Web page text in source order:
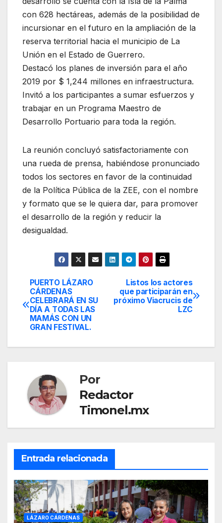
con 628 hectáreas, además de la posibilidad de
incursionar en el futuro en la ampliación de la
reserva territorial hacia el municipio de La
Unión en el Estado de Guerrero.
Destacó los planes de inversión para el año
2019 por $ 1,244 millones en infraestructura.
Invitó a los participantes a sumar esfuerzos y
trabajar en un Programa Maestro de
Desarrollo Portuario para toda la región.
La reunión concluyó satisfactoriamente con
una rueda de prensa, habiéndose pronunciado
todos los sectores en favor de la continuidad
de la Política Pública de la ZEE, con el nombre
y formato que se le quiera dar, para promover
el desarrollo de la región y reducir la
desigualdad.
Navegación
de
entradas
Listos los actores
que participarán en
próximo Viacrucis de
LZC
PUERTO LÁZARO
CÁRDENAS
CELEBRARÁ EN SU
DÍA A TODAS LAS
MAMÁS CON UN
GRAN FESTIVAL.
Por
Redactor
Timonel.mx
Entrada relacionada
LÁZARO CÁRDENAS